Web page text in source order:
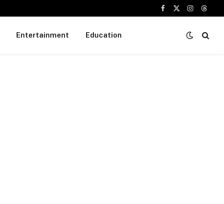
Facebook
X
Instagram
Entertainment Education